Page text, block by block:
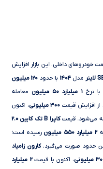
خودروهای داخلی، این بازار افزایش
مدل۱۴۰۴ با حدود ۱۲۰ میلیون
با نرخ۱ میلیارد ۵۰ میلیون
معامله
افزایش قیمت ۳۰۰ میلیونی
، اکنون
می‌شود. قیمت
کاپرا B تک کابین ۲.۰
۲ میلیارد ۵۵۰ میلیون
رسیده است؛
حدود صورت می‌گیرد.کارون زامیاد
، اکنون با قیمت ۲ میلیارد